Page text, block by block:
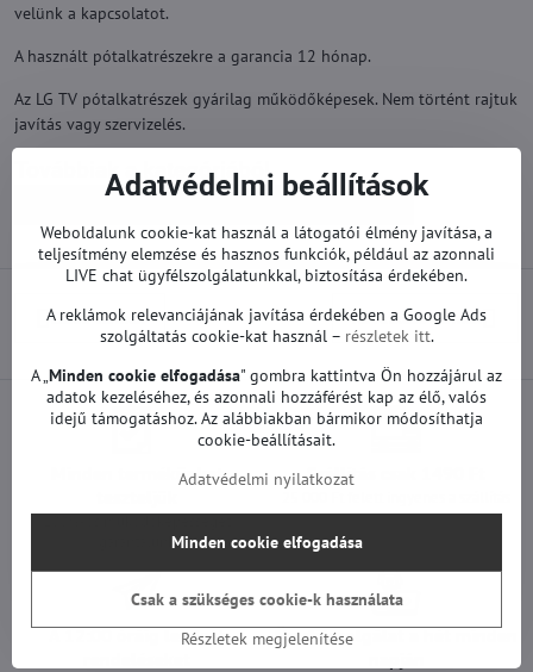
velünk a kapcsolatot.
A használt pótalkatrészekre a garancia 12 hónap.
Az LG TV pótalkatrészek gyárilag működőképesek. Nem történt rajtuk
javítás vagy szervizelés.
Továbbiak a kategóriából
Előző termék Következő termék
Minden termékünket
garantálunk
Szállítás csak 1490 Ft
A 12:00 óráig leadott
Ügyfélszolgálat a hét minden
Adatvédelmi beállítások
Weboldalunk cookie-kat használ a látogatói élmény javítása, a
teljesítmény elemzése és hasznos funkciók, például az azonnali
LIVE chat ügyfélszolgálatunkkal, biztosítása érdekében.
A reklámok relevanciájának javítása érdekében a Google Ads
szolgáltatás cookie-kat használ – részletek itt.
A „ Minden cookie elfogadása" gombra kattintva Ön hozzájárul az
adatok kezeléséhez, és azonnali hozzáférést kap az élő, valós
idejű támogatáshoz. Az alábbiakban bármikor módosíthatja
cookie-beállításait.
Adatvédelmi nyilatkozat
Részletek megjelenítése
Minden cookie elfogadása
Csak a szükséges cookie-k használata